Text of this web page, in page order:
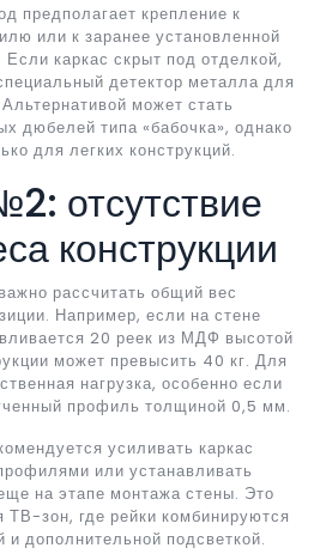
предполагает крепление к
или к заранее установленной
каркас скрыт под отделкой,
детектор металла для
может стать
дюбелей типа «бабочка», однако
для легких конструкций.
отсутствие
конструкции
рассчитать общий вес
Например, если на стене
20 реек из МДФ высотой
может превысить 40 кг. Для
нагрузка, особенно если
профиль толщиной 0,5 мм.
усиливать каркас
или устанавливать
на этапе монтажа стены. Это
ТВ-зон, где рейки комбинируются
и дополнительной подсветкой.